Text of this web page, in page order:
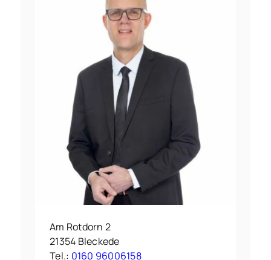
Am Rotdorn 2
21354 Bleckede
Tel.: 0160 96006158